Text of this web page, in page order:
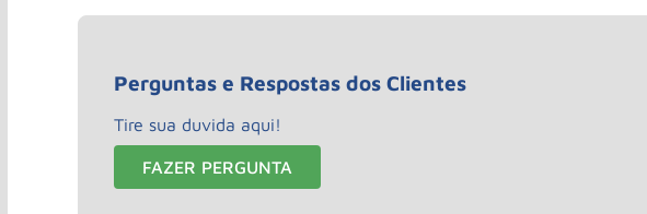
Perguntas e Respostas dos Clientes
Tire sua duvida aqui!
FAZER PERGUNTA